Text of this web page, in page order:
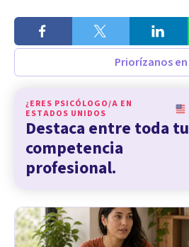
Priorízanos en
¿ERES PSICÓLOGO/A EN
ESTADOS UNIDOS
Destaca entre toda tu
competencia
profesional.